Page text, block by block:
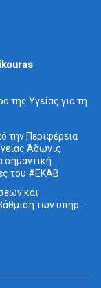
της Υγείας για τη
την Περιφέρεια
Άδωνις
σημαντική
του #ΕΚΑΒ.
και
των υπηρ ...